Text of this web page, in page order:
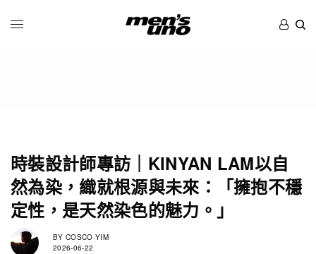
時裝設計師專訪｜KINYAN LAM以自
然為染，織就根源與未來：「擁抱不穩
定性，是天然染色的魅力。」
BY COSCO YIM
2026-06-22